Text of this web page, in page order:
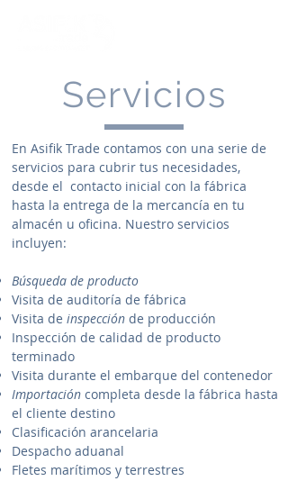
Servicios
En Asifik Trade contamos con una serie de
servicios para cubrir tus necesidades,
desde el contacto inicial con la fábrica
hasta la entrega de la mercancía en tu
almacén u oficina. Nuestro servicios
incluyen:
Búsqueda de producto
Visita de auditoría de fábrica
Visita de inspección de producción
Inspección de calidad de producto
terminado
Visita durante el embarque del contenedor
Importación completa desde la fábrica hasta
el cliente destino
Clasificación arancelaria
Despacho aduanal
Fletes marítimos y terrestres